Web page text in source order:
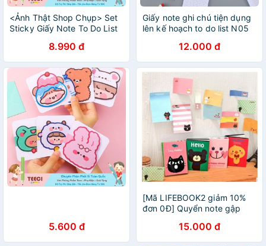
<Ảnh Thật Shop Chụp> Set
Sticky Giấy Note To Do List
8.990 đ
Giấy note ghi chú tiện dụng
lên kế hoạch to do list N05
Stationery12.000 đ
5.600 đ
[Mã LIFEBOOK2 giảm 10%
đơn 0Đ] Quyển note gập
list, bookmark, checklist dễ
thương
15.000 đ